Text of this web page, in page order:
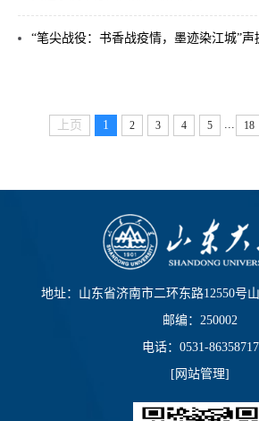
上页 1 2 3 4 5 18
地址：山东省济南市二环东路12550号
邮编：250002
电话：0531-86358717
[ 网站管理]